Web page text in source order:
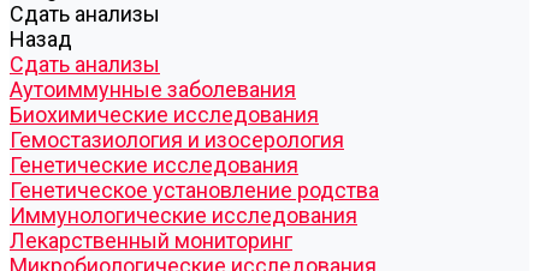
Cдать анализы
Назад
Cдать анализы
Аутоиммунные заболевания
Биохимические исследования
Гемостазиология и изосерология
Генетические исследования
Генетическое установление родства
Иммунологические исследования
Лекарственный мониторинг
Микробиологические исследования